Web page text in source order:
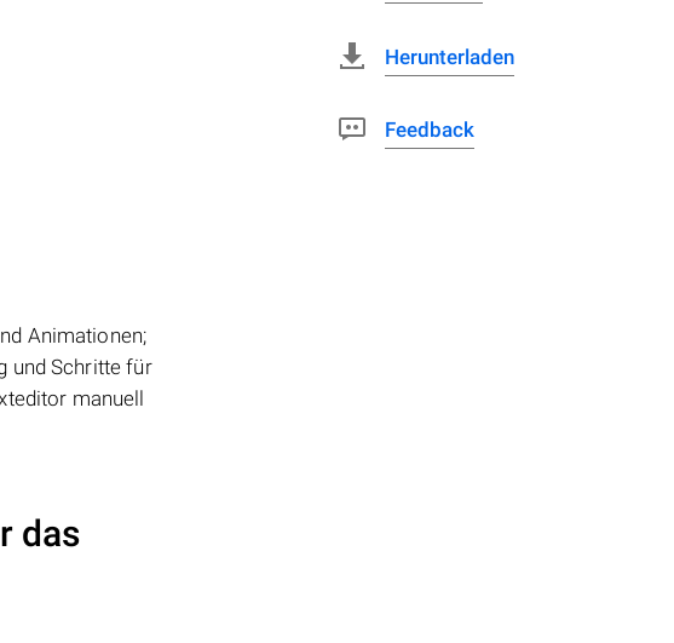
Animationen;
und Schritte für
manuell
das
Herunterladen
Feedback